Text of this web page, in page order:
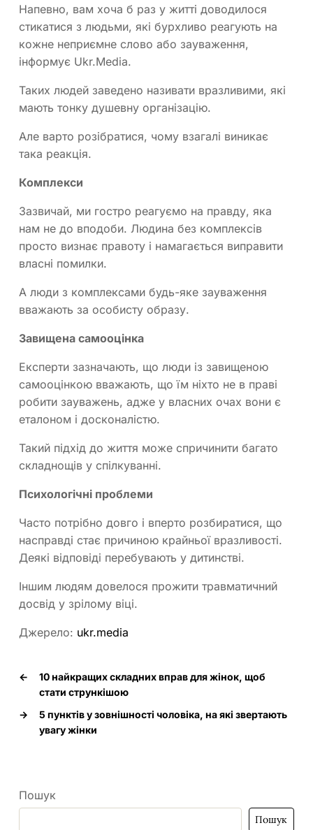
Напевно, вам хоча б раз у житті доводилося
стикатися з людьми, які бурхливо реагують на
кожне неприємне слово або зауваження,
інформує Ukr.Media.
Таких людей заведено називати вразливими, які
мають тонку душевну організацію.
Але варто розібратися, чому взагалі виникає
така реакція.
Комплекси
Зазвичай, ми гостро реагуємо на правду, яка
нам не до вподоби. Людина без комплексів
просто визнає правоту і намагається виправити
власні помилки.
А люди з комплексами будь-яке зауваження
вважають за особисту образу.
Завищена самооцінка
Експерти зазначають, що люди із завищеною
самооцінкою вважають, що їм ніхто не в праві
робити зауважень, адже у власних очах вони є
еталоном і досконалістю.
Такий підхід до життя може спричинити багато
складнощів у спілкуванні.
Психологічні проблеми
Часто потрібно довго і вперто розбиратися, що
насправді стає причиною крайньої вразливості.
Деякі відповіді перебувають у дитинстві.
Іншим людям довелося прожити травматичний
досвід у зрілому віці.
Джерело: ukr.media
←
10 найкращих складних вправ для жінок, щоб
стати стрункішою
→
5 пунктів у зовнішності чоловіка, на які звертають
увагу жінки
Пошук
Пошук